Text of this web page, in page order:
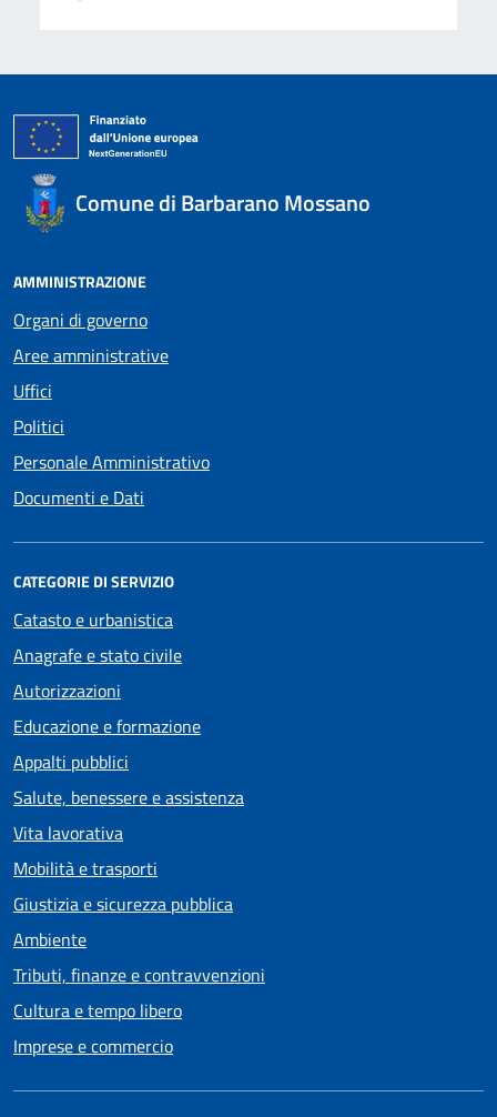
Comune di Barbarano Mossano
AMMINISTRAZIONE
Organi di governo
Aree amministrative
Uffici
Politici
Personale Amministrativo
Documenti e Dati
CATEGORIE DI SERVIZIO
Catasto e urbanistica
Anagrafe e stato civile
Autorizzazioni
Educazione e formazione
Appalti pubblici
Salute, benessere e assistenza
Vita lavorativa
Mobilità e trasporti
Giustizia e sicurezza pubblica
Ambiente
Tributi, finanze e contravvenzioni
Cultura e tempo libero
Imprese e commercio